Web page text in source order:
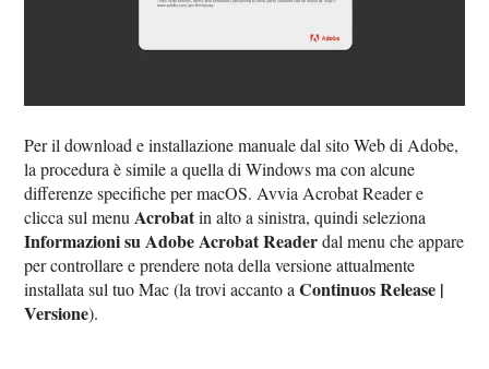
Per il download e installazione manuale dal sito Web di Adobe,
la procedura è simile a quella di Windows ma con alcune
differenze specifiche per macOS. Avvia Acrobat Reader e
clicca sul menu Acrobatin alto a sinistra, quindi seleziona
Informazioni su Adobe Acrobat Readerdal menu che appare
per controllare e prendere nota della versione attualmente
installata sul tuo Mac (la trovi accanto aContinuos Release |
Versione).